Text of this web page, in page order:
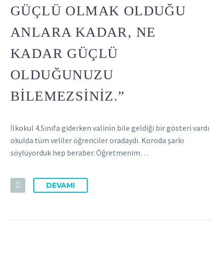
GÜÇLÜ OLMAK OLDUĞU
ANLARA KADAR, NE
KADAR GÜÇLÜ
OLDUĞUNUZU
BILEMEZSINIZ.”
İlkokul 4.Sınıfa giderken valinin bile geldiği bir gösteri vardı
okulda tüm veliler öğrenciler oradaydı. Koroda şarkı
söylüyorduk hep beraber. Öğretmenim…
DEVAMI